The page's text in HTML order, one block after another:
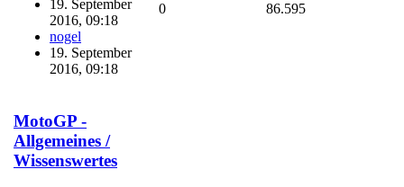
19. September
2016, 09:18
nogel
19. September
2016, 09:18
0 86.595
MotoGP -
Allgemeines /
Wissenswertes